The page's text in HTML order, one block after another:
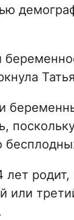
лет
или